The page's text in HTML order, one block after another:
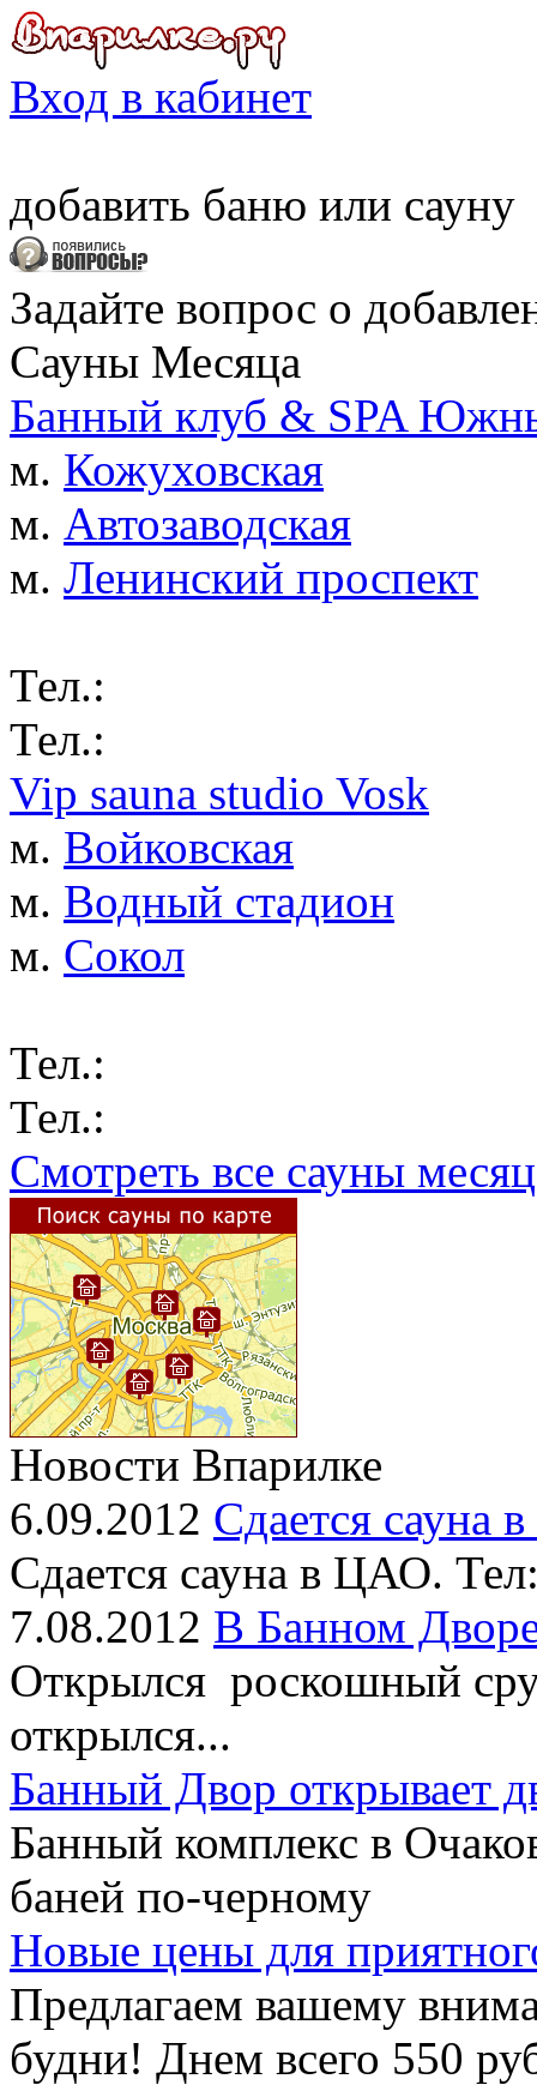
Вход в кабинет
добавить баню или сауну
Задайте вопрос о
Сауны Месяца
Банный клуб & SPA
м. Кожуховская
м. Автозаводская
м. Ленинский проспект
Тел.:
Тел.:
Vip sauna studio Vosk
м. Войковская
м. Водный стадион
м. Сокол
Тел.:
Тел.:
Смотреть все сауны
Новости Впарилке
6.09.2012 Сдается сауна
Сдается сауна в ЦАО.
7.08.2012 В Банном
Открылся роскошный
открылся...
Банный Двор открывает
Банный комплекс в
баней по-черному
Новые цены для
Предлагаем вашему
будни! Днем всего 550